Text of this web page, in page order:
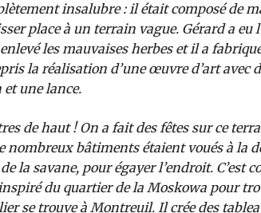
insalubre : il était composé de
place à un terrain vague. Gérard a eu
les mauvaises herbes et il a
la réalisation d’une œuvre d’art avec
une lance.
de haut ! On a fait des fêtes sur ce
nombreux bâtiments étaient voués à la
la savane, pour égayer l’endroit. C’est
inspiré du quartier de la Moskowa pour
se trouve à Montreuil. Il crée des